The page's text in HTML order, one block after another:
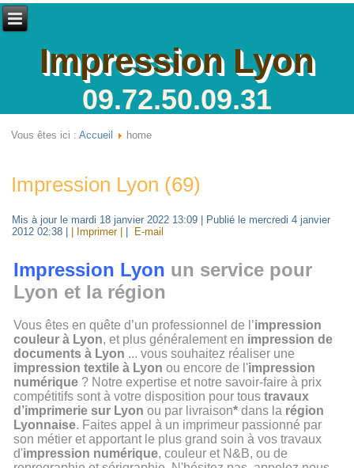
Impression Lyon
09.72.50.09.31
Vous êtes ici :Accueil home
Impression Lyon (69)
Mis à jour le mardi 18 janvier 2022 13:09
Publié le mercredi 4 janvier
2012 02:38
| Imprimer | E-mail
Impression Lyon un service pour
Lyon et la région
Vous êtes en quête d’un professionnel de l’impression
couleur à Lyon, et plus généralement en impression de
documents à Lyon ... vous souhaitez réaliser une
impression textile à Lyon ou encore de l'impression
numérique ? Notre expertise et notre savoir-faire à prix
compétitifs sont à votre disposition pour toustravaux
d’imprimerie sur Lyon ou par livraison* dans la région
Lyonnaise. Faites appel à un imprimeur passionné par
son métier et apportant le plus grand soin à vos travaux
d'impression numérique, couleur et N&B, ou de